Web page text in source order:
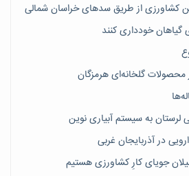
گیاهان خودداری کنند
محصولات گلخانه‌ای هرمزگان
جویای کارِ کشاورزی هستیم